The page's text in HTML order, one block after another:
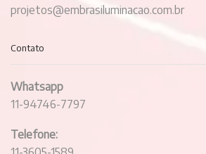
projetos@embrasiluminacao.com.br
Contato
Whatsapp
11-94746-7797
Telefone: